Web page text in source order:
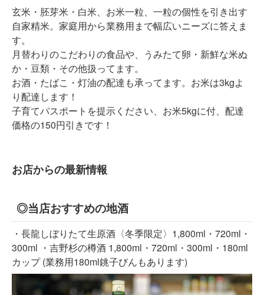
玄米・胚芽米・白米、お米一粒、一粒の個性を引き出す
自家精米。家庭用から業務用まで幅広いニーズに答えま
す。
月替わりのこだわりの食品や、うみたて卵・新鮮な米ぬ
か・豆類・その他扱ってます。
お酒・たばこ・灯油の配達も承ってます。お米は3kgよ
り配達します！
子育てパスポートを提示ください、お米5kgに付、配達
価格の150円引きです！
お店からの最新情報
◎当店おすすめの地酒
・長龍しぼりたて生原酒〈冬季限定〉1,800ml・720ml・
300ml ・吉野杉の樽酒 1,800ml・720ml・300ml・180ml
カップ (業務用180ml銚子びんもあります)